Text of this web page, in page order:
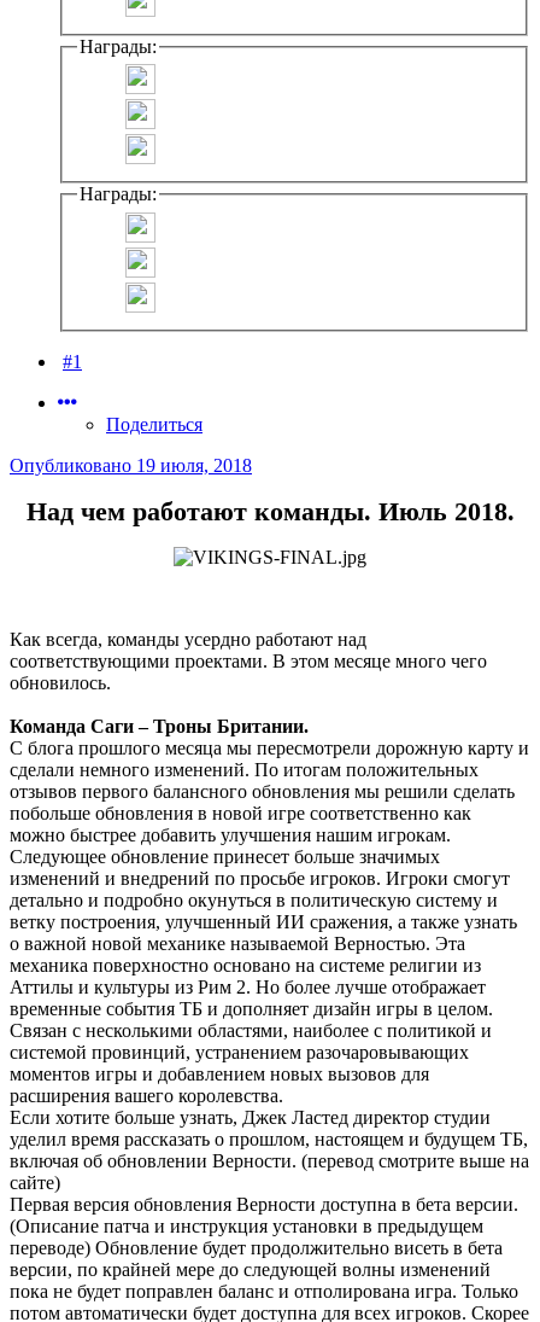
Награды:
Награды:
#1
Поделиться
Опубликовано 19 июля, 2018
Над чем работают команды. Июль 2018.
Как всегда, команды усердно работают над
соответствующими проектами. В этом месяце много чего
обновилось.
Команда Саги – Троны Британии.
С блога прошлого месяца мы пересмотрели дорожную карту и
сделали немного изменений. По итогам положительных
отзывов первого балансного обновления мы решили сделать
побольше обновления в новой игре соответственно как
можно быстрее добавить улучшения нашим игрокам.
Следующее обновление принесет больше значимых
изменений и внедрений по просьбе игроков. Игроки смогут
детально и подробно окунуться в политическую систему и
ветку построения, улучшенный ИИ сражения, а также узнать
о важной новой механике называемой Верностью. Эта
механика поверхностно основано на системе религии из
Аттилы и культуры из Рим 2. Но более лучше отображает
временные события ТБ и дополняет дизайн игры в целом.
Связан с несколькими областями, наиболее с политикой и
системой провинций, устранением разочаровывающих
моментов игры и добавлением новых вызовов для
расширения вашего королевства.
Если хотите больше узнать, Джек Ластед директор студии
уделил время рассказать о прошлом, настоящем и будущем ТБ,
включая об обновлении Верности. (перевод смотрите выше на
сайте)
Первая версия обновления Верности доступна в бета версии.
(Описание патча и инструкция установки в предыдущем
переводе) Обновление будет продолжительно висеть в бета
версии, по крайней мере до следующей волны изменений
пока не будет поправлен баланс и отполирована игра. Только
потом автоматически будет доступна для всех игроков. Скорее